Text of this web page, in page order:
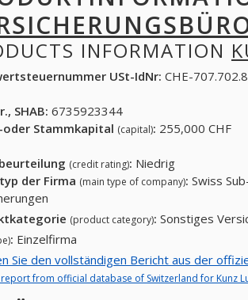
INFORMATION
USt-IdNr: CHE-
SHAB: 6735923344
oder Stammkapital (capital): 255,000 CHF
(credit rating): Niedrig
der Firma (main type of company): Swiss
(product category): Sonstiges
: Einzelfirma
Sie den vollständigen Bericht aus der
from official database of Switzerland for Kunz